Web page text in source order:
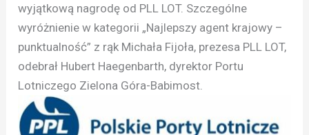
wyjątkową nagrodę od PLL LOT. Szczególne
wyróżnienie w kategorii „Najlepszy agent krajowy –
punktualność” z rąk Michała Fijoła, prezesa PLL LOT,
odebrał Hubert Haegenbarth, dyrektor Portu
Lotniczego Zielona Góra-Babimost.